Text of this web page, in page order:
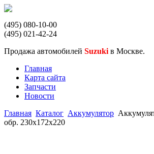
(495) 080-10-00
(495) 021-42-24
Продажа автомобилей Suzuki в Москве.
Главная
Карта сайта
Запчасти
Новости
Главная Каталог Аккумулятор
обр. 230x172x220